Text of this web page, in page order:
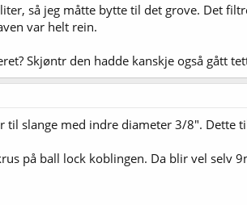
så jeg måtte bytte til det grove. Det
var helt rein.
Skjøntr den hadde kanskje også gått
til slange med indre diameter 3/8". Dette
på ball lock koblingen. Da blir vel selv